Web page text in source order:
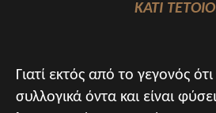
ΚΆΤΙ
Γιατί εκτός από το γεγονός
συλλογικά όντα και είναι